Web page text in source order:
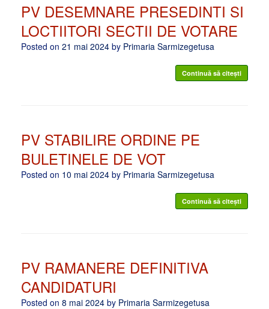
PV DESEMNARE PRESEDINTI SI
LOCTIITORI SECTII DE VOTARE
Posted on 21 mai 2024 by Primaria Sarmizegetusa
Continuă să citești
PV STABILIRE ORDINE PE
BULETINELE DE VOT
Posted on 10 mai 2024 by Primaria Sarmizegetusa
Continuă să citești
PV RAMANERE DEFINITIVA
CANDIDATURI
Posted on 8 mai 2024 by Primaria Sarmizegetusa